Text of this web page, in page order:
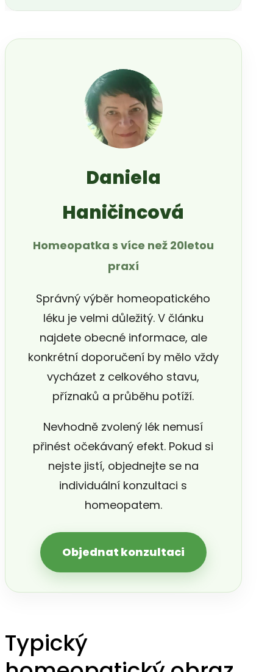
Daniela
Haničincová
Homeopatka s více než 20letou
praxí
Správný výběr homeopatického
léku je velmi důležitý. V článku
najdete obecné informace, ale
konkrétní doporučení by mělo vždy
vycházet z celkového stavu,
příznaků a průběhu potíží.
Nevhodně zvolený lék nemusí
přinést očekávaný efekt. Pokud si
nejste jistí, objednejte se na
individuální konzultaci s
homeopatem.
Objednat konzultaci
Typický